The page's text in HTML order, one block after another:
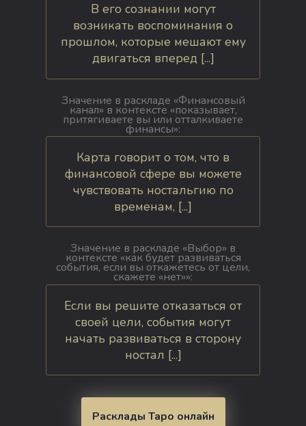
В его сознании могут
возникать воспоминания о
прошлом, которые мешают ему
двигаться вперед [...]
Значение в раскладе «Финансовый
канал» в контексте «показывает,
притягиваете вы или отталкиваете
финансы»:
Карта говорит о том, что в
финансовой сфере вы можете
чувствовать ностальгию по
временам, [...]
Значение в раскладе «Выбор» в
контексте «как будет развиваться
события, если вы откажетесь от цели,
скажете «нет»»:
Если вы решите отказаться от
своей цели, события могут
начать развиваться в сторону
ностал [...]
Расклады Таро онлайн